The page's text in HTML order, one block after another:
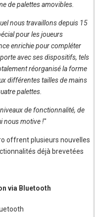
de palettes amovibles.
nous travaillons depuis 15
pour les joueurs
enrichie pour compléter
avec ses dispositifs, tels
réorganisé la forme
différentes tailles de mains
palettes.
de fonctionnalité, de
nous motive !"
offrent plusieurs nouvelles
déjà brevetées
via Bluetooth